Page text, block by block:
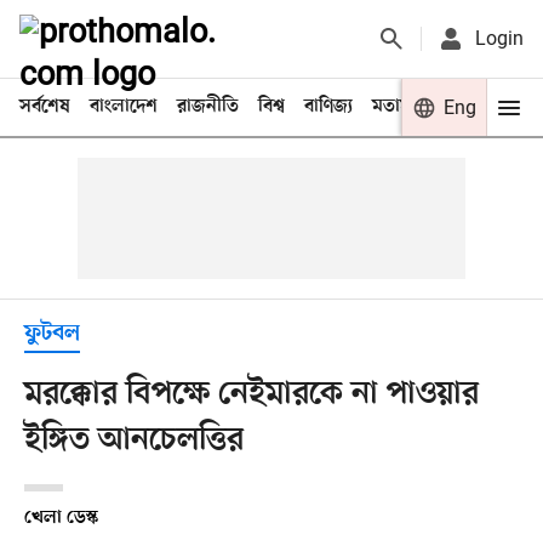
Login
সর্বশেষ বাংলাদেশ রাজনীতি বিশ্ব বাণিজ্য মতামত খেলা
Eng
ফুটবল
মরক্কোর বিপক্ষে নেইমারকে না পাওয়ার
ইঙ্গিত আনচেলত্তির
খেলা ডেস্ক